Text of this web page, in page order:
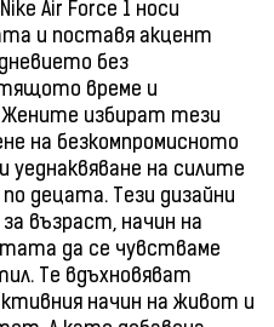
Air Force 1 носи
и поставя акцент
без
време и
избират тези
на безкомпромисното
на силите
децата. Тези дизайни
възраст, начин на
да се чувстваме
Те вдъхновяват
начин на живот и